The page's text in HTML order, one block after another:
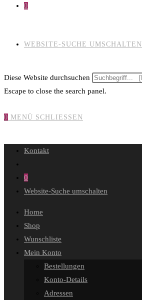
0
WEBSITE-SUCHE UMSCHALTEN
Diese Website durchsuchen
Escape to close the search panel.
0 MENÜ SCHLIESSEN
Kontakt
0
Website-Suche umschalten
Home
Shop
Wunschliste
Mein Konto
Bestellungen
Konto-Details
Adressen